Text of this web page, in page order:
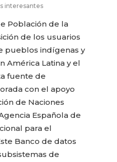
interesantes
Población de la
de los usuarios
pueblos indígenas y
América Latina y el
fuente de
con el apoyo
de Naciones
Española de
para el
Banco de datos
de